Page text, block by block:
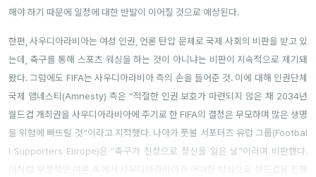
해야 하기 때문에 일정에 대한 반발이 이어질 것으로 예상된다.
한편, 사우디아라비아는 여성 인권, 언론 탄압 문제로 국제 사회의 비판을 받고 있
는데, 축구를 통해 스포츠 워싱을 하는 것이 아니냐는 비판이 지속적으로 제기돼
왔다. 그럼에도 FIFA는 사우디아라비아 측의 손을 들어준 것. 이에 대해 인권단체
국제 앰네스티(Amnesty) 측은 “적절한 인권 보호가 마련되지 않은 채 2034년
월드컵 개최권을 사우디아라비아에 주기로 한 FIFA의 결정은 무모하며 많은 생명
을 위험에 빠뜨릴 것”이라고 지적했다. 나아가 풋볼 서포터즈 유럽 그룹(Footbal
l Supporters Europe)은 “축구가 진정으로 정신을 잃은 날”이라며 비판했다.
이처럼 부정적인 여론 속에서 사우디아라비아가 어떠한 방식으로 월드컵을 진행